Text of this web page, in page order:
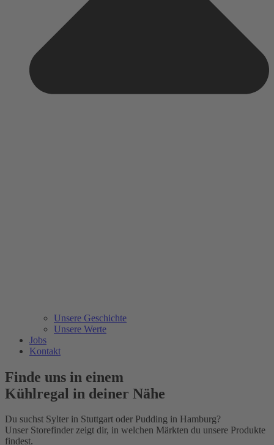
Unsere Geschichte
Unsere Werte
Jobs
Kontakt
Finde uns in einem
Kühlregal in deiner Nähe
Du suchst Sylter in Stuttgart oder Pudding in Hamburg?
Unser Storefinder zeigt dir, in welchen Märkten du unsere Produkte
findest.